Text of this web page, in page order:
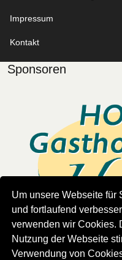
Um unsere Webseite für
und fortlaufend
verwenden wir Cookies.
Nutzung der Webseite
Verwendung von
Impressum
Kontakt
Sponsoren